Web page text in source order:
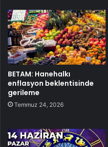
BETAM: Hanehalkı
enflasyon beklentisinde
gerileme
Temmuz 24, 2026